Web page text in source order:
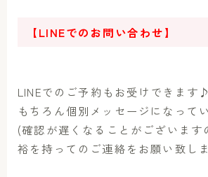
【LINEでのお問い合わせ】
LINEでのご予約もお受けできます♪
もちろん個別メッセージになって
(確認が遅くなることがございます
裕を持ってのご連絡をお願い致し